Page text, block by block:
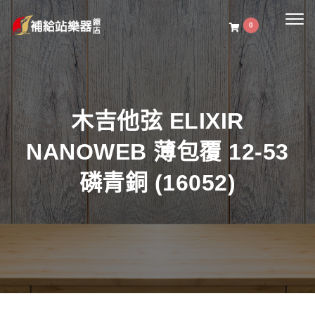
0
木吉他弦 ELIXIR
NANOWEB 薄包覆 12-53
磷青銅 (16052)